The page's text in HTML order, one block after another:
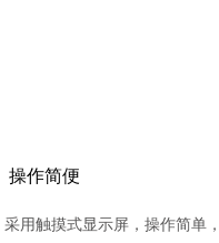
操作简便
用触摸式显示屏，操作简单